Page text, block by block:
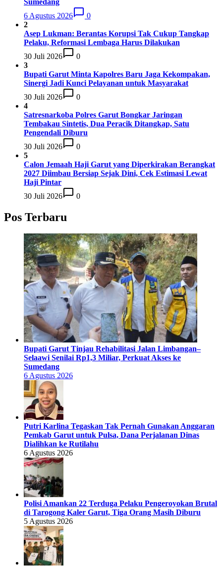
6 Agustus 2026
0
2
Asep Lukman: Berantas Korupsi Tak Cukup Tangkap
Pelaku, Reformasi Lembaga Harus Dilakukan
30 Juli 2026
0
3
Bupati Garut Minta Kapolres Baru Jaga Kekompakan,
Sinergi Jadi Kunci Pelayanan untuk Masyarakat
30 Juli 2026
0
4
Satresnarkoba Polres Garut Bongkar Jaringan
Tembakau Sintetis, Dua Peracik Ditangkap, Satu
Pengendali Diburu
30 Juli 2026
0
5
Calon Jemaah Haji Garut yang Diperkirakan Berangkat
2027 Diimbau Bersiap Sejak Dini, Cek Estimasi Lewat
Haji Pintar
30 Juli 2026
0
Pos Terbaru
Bupati Garut Tinjau Rehabilitasi Jalan Limbangan–
Selaawi Senilai Rp1,3 Miliar, Perkuat Akses ke
Sumedang
6 Agustus 2026
Putri Karlina Tegaskan Tak Pernah Gunakan Anggaran
Pemkab Garut untuk Pulsa, Dana Perjalanan Dinas
Dialihkan ke Rutilahu
6 Agustus 2026
Polisi Amankan 22 Terduga Pelaku Pengeroyokan Brutal
di Tarogong Kaler Garut, Tiga Orang Masih Diburu
5 Agustus 2026